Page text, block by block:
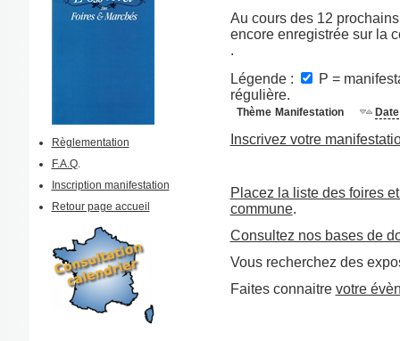
Règlementation
F.A.Q.
Inscription manifestation
Retour page accueil
Au cours des 12
encore enregistrée sur la
.
Légende :
P =
régulière.
Thème Manifestation Date
Inscrivez votre
Placez la liste des foires
commune.
Consultez nos bases de
Vous recherchez des
Faites connaitre votre